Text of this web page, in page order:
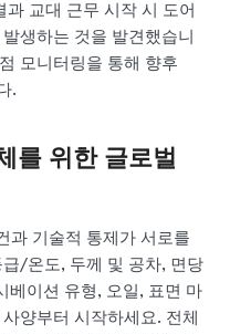
교대 근무 시작 시 도어
생하는 것을 발견했습니
모니터링을 통해 향후
.
를 위한 글로벌
과 기술적 통제가 서로를
/온도, 두께 및 공차, 면당
베이션 유형, 오일, 표면 마
양부터 시작하세요. 전체